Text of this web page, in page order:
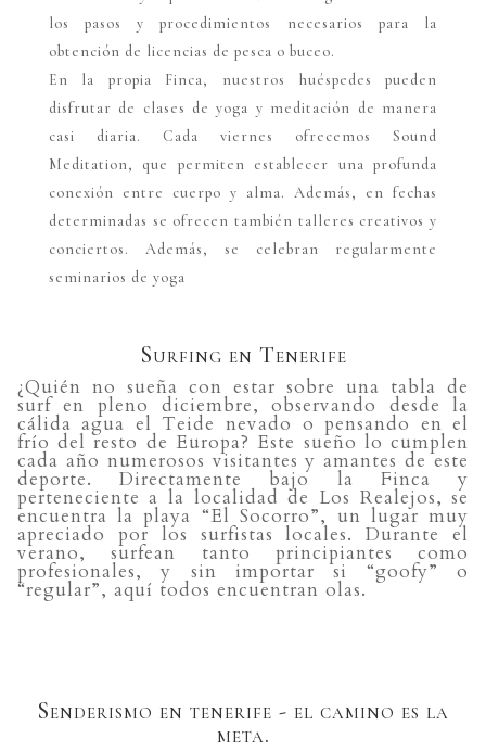
los pasos y procedimientos necesarios para la
obtención de licencias de pesca o buceo.
En la propia Finca, nuestros huéspedes pueden
disfrutar de clases de yoga y meditación de manera
casi diaria. Cada viernes ofrecemos Sound
Meditation, que permiten establecer una profunda
conexión entre cuerpo y alma. Además, en fechas
determinadas se ofrecen también talleres creativos y
conciertos. Además, se celebran regularmente
seminarios de yoga
Surfing en Tenerife
¿Quién no sueña con estar sobre una tabla de
surf en pleno diciembre, observando desde la
cálida agua el Teide nevado o pensando en el
frío del resto de Europa? Este sueño lo cumplen
cada año numerosos visitantes y amantes de este
deporte. Directamente bajo la Finca y
perteneciente a la localidad de Los Realejos, se
encuentra la playa “El Socorro”, un lugar muy
apreciado por los surfistas locales. Durante el
verano, surfean tanto principiantes como
profesionales, y sin importar si “goofy” o
“regular”, aquí todos encuentran olas.
Senderismo en tenerife - el camino es la
meta.